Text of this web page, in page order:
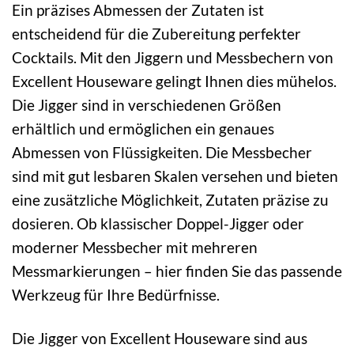
Ein präzises Abmessen der Zutaten ist
entscheidend für die Zubereitung perfekter
Cocktails. Mit den Jiggern und Messbechern von
Excellent Houseware gelingt Ihnen dies mühelos.
Die Jigger sind in verschiedenen Größen
erhältlich und ermöglichen ein genaues
Abmessen von Flüssigkeiten. Die Messbecher
sind mit gut lesbaren Skalen versehen und bieten
eine zusätzliche Möglichkeit, Zutaten präzise zu
dosieren. Ob klassischer Doppel-Jigger oder
moderner Messbecher mit mehreren
Messmarkierungen – hier finden Sie das passende
Werkzeug für Ihre Bedürfnisse.
Die Jigger von Excellent Houseware sind aus